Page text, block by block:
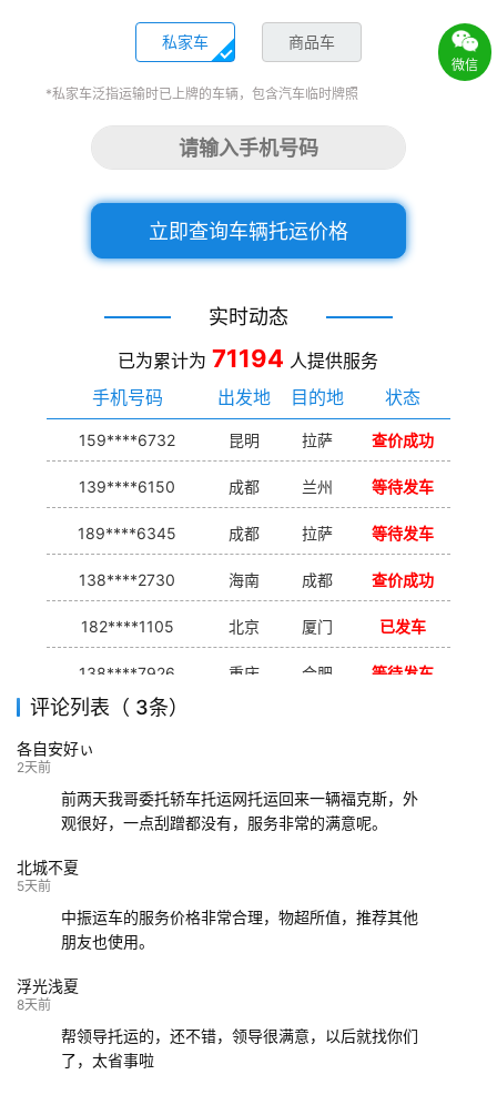
私家车 商品车
*私家车泛指运输时已上牌的车辆，包含汽车临时牌照
立即查询车辆托运价格
实时动态
已为累计为 71194 人提供服务
手机号码
出发地 目的地 状态
159****6732 昆明 拉萨 查价成功
139****6150 成都 兰州 等待发车
189****6345 成都 拉萨 等待发车
138****2730 海南 成都 查价成功
182****1105 北京 厦门 已发车
138****7926 重庆 合肥 等待发车
139****9233
评论列表（ 3条）
各自安好ぃ
2天前
前两天我哥委托轿车托运网托运回来一辆福克斯，外
观很好，一点刮蹭都没有，服务非常的满意呢。
北城不夏
5天前
中振运车的服务价格非常合理，物超所值，推荐其他
朋友也使用。
浮光浅夏
8天前
帮领导托运的，还不错，领导很满意，以后就找你们
了，太省事啦
微信